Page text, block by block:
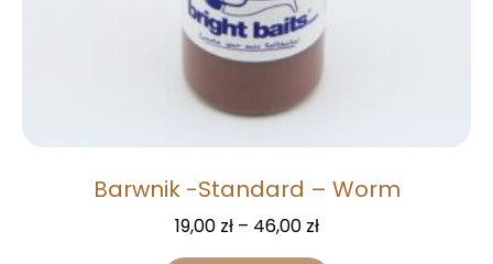
Barwnik -Standard – Worm
19,00 zł – 46,00 zł